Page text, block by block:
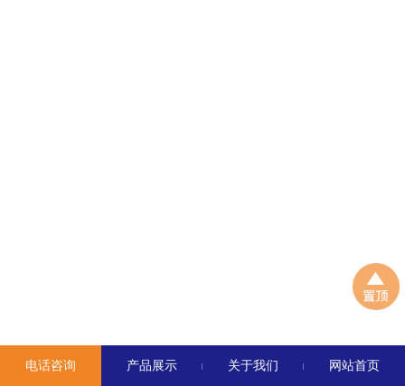
电话咨询 产品展示 关于我们 网站首页